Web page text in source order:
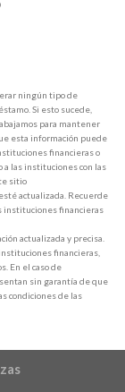
ningún tipo de
Si esto sucede,
para mantener
esta información puede
financieras o
a las instituciones con las
sitio
actualizada. Recuerde
instituciones financieras
actualizada y precisa.
financieras,
En el caso de
sin garantía de que
condiciones de las